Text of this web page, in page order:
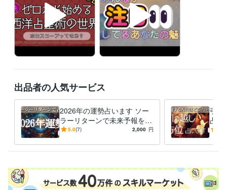
プログラミング言語・フレームワーク
C:3年VBA:3年
ビジネス・クリエイティブツール
Filmora:5年 Word:18年 WordPress:1年
その他ツール
得意分野
占い 西洋占星術
恋愛 仕事 人生 自己実現 自分らしさ 成長
カウンセリング
星占い
西洋占星術
占い タロット オラクルカード
恋愛 仕事 偶然の導き 気軽に聞きたい 占い タロット
出品者の人気サービス
2026年の運勢占います ソー
ラーリターンで未来予報をお
伝えします☆
5.0(7) 2,000 円
引っ
占い
出来